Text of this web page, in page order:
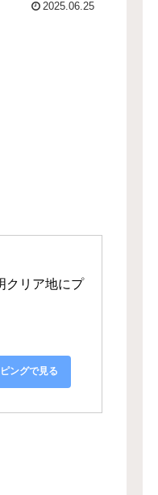
2025.06.25
クリア地にプ
ングで見る